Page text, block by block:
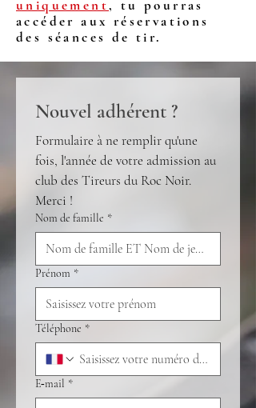
uniquement, tu pourras
accéder aux réservations
des séances de tir.
Nouvel adhérent ?
Formulaire à ne remplir qu'une
fois, l'année de votre admission au
club des Tireurs du Roc Noir.
Merci !
Nom de famille *
Prénom *
Téléphone *
E‑mail *